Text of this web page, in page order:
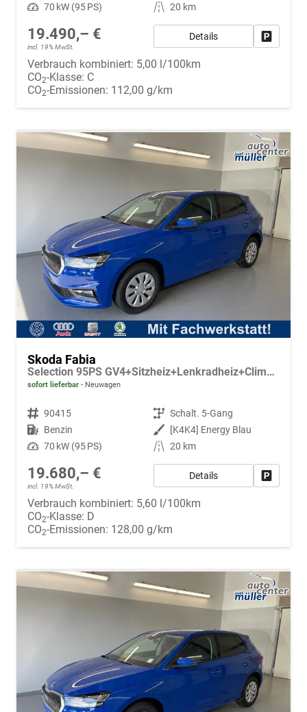
Leistung 70 kW (95 PS) Kilometerstand 20 km
19.490,– €
incl. 19% MwSt.
Details
Verbrauch kombiniert: 5,00 l/100km
CO2-Klasse: C
CO2-Emissionen: 112,00 g/km
Skoda Fabia
Selection 95PS GV4+Sitzheiz+Lenkradheiz+Climatronic+Sunset+AppConnect+PDC
sofort lieferbar Neuwagen
Fahrzeugnr. 90415 Getriebe Schalt. 5-Gang
Kraftstoff Benzin Außenfarbe [K4K4] Energy Blau
Leistung 70 kW (95 PS) Kilometerstand 20 km
19.680,– €
incl. 19% MwSt.
Details
Verbrauch kombiniert: 5,60 l/100km
CO2-Klasse: D
CO2-Emissionen: 128,00 g/km